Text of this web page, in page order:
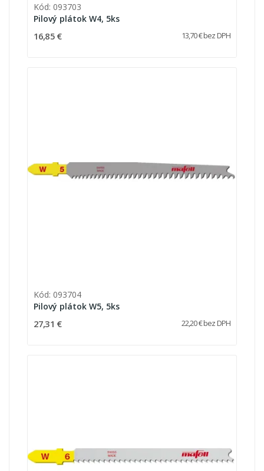
Kód: 093703
Pilový plátok W4, 5ks
16,85 € 13,70 € bez DPH
Kód: 093704
Pilový plátok W5, 5ks
27,31 € 22,20 € bez DPH